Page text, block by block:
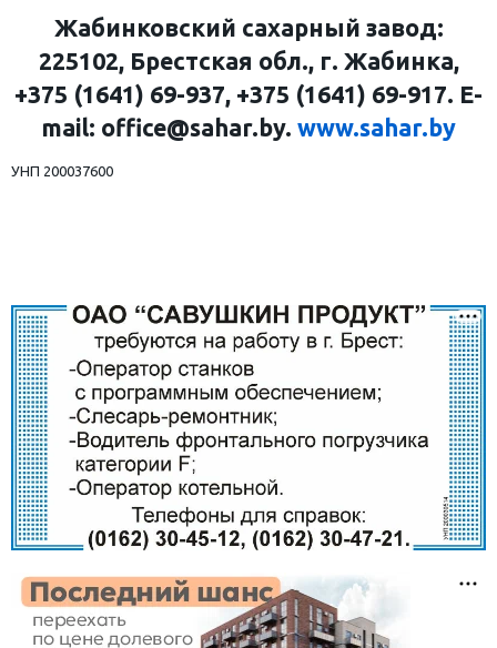
Жабинковский сахарный завод:
225102, Брестская обл., г. Жабинка,
+375 (1641) 69-937, +375 (1641) 69-917. E-
mail: office@sahar.by. www.sahar.by
УНП 200037600